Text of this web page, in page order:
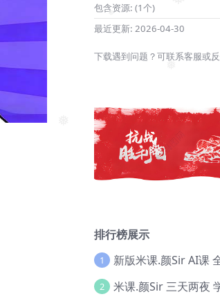
❅
❅
❅
包含资源: (1个)
最近更新: 2026-04-30
下载遇到问题？可联系客服或
排行榜展示
1
2